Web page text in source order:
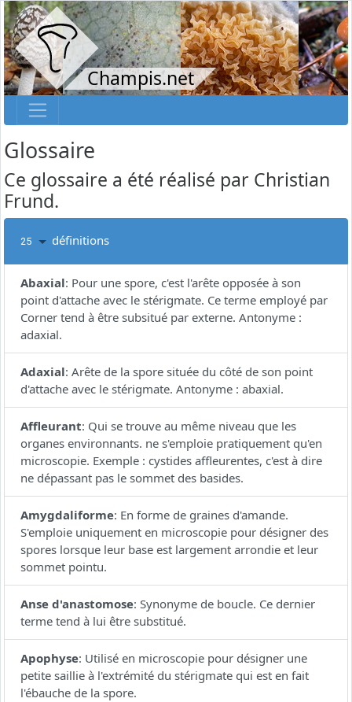
Champis.net
Glossaire
Ce glossaire a été réalisé par Christian
Frund.
25 définitions
Abaxial: Pour une spore, c'est l'arête opposée à son
point d'attache avec le stérigmate. Ce terme employé par
Corner tend à être subsitué par externe. Antonyme :
adaxial.
Adaxial: Arête de la spore située du côté de son point
d'attache avec le stérigmate. Antonyme : abaxial.
Affleurant: Qui se trouve au même niveau que les
organes environnants. ne s'emploie pratiquement qu'en
microscopie. Exemple : cystides affleurentes, c'est à dire
ne dépassant pas le sommet des basides.
Amygdaliforme: En forme de graines d'amande.
S'emploie uniquement en microscopie pour désigner des
spores lorsque leur base est largement arrondie et leur
sommet pointu.
Anse d'anastomose: Synonyme de boucle. Ce dernier
terme tend à lui être substitué.
Apophyse: Utilisé en microscopie pour désigner une
petite saillie à l'extrémité du stérigmate qui est en fait
l'ébauche de la spore.